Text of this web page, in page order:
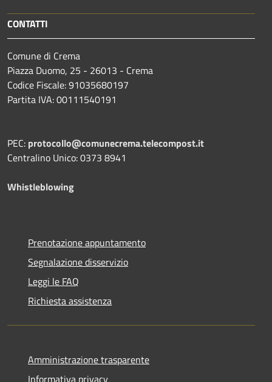
CONTATTI
Comune di Crema
Piazza Duomo, 25 - 26013 - Crema
Codice Fiscale: 91035680197
Partita IVA: 00111540191
PEC: protocollo@comunecrema.telecompost.it
Centralino Unico: 0373 8941
Whistleblowing
Prenotazione appuntamento
Segnalazione disservizio
Leggi le FAQ
Richiesta assistenza
Amministrazione trasparente
Informativa privacy